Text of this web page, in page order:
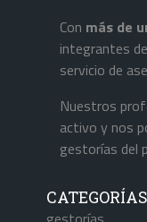
Con más de
integrantes de
servicio de
Nuestros
activo y nos
gestorías del
CATEGORÍAS